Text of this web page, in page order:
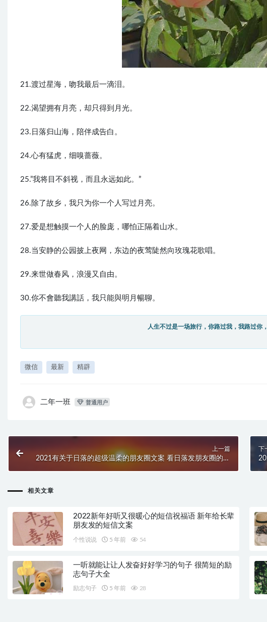
21.渡过星海，吻我最后一滴泪。
22.渴望拥有月亮，却只得到月光。
23.日落归山海，陪伴成告白。
24.心有猛虎，细嗅蔷薇。
25.”我将目不斜视，而且永远如此。”
26.除了故乡，我只为你一个人写过月亮。
27.爱是想触摸一个人的脸庞，哪怕正隔着山水。
28.当安静的公园披上夜网，东边的夜莺陡然向玫瑰花歌唱。
29.来世做春风，浪漫又自由。
30.你不會聽我講話，我只能與明月暢聊。
人生不过是一场旅行，你路过我，我路过你
微信 最新 精辟
二年一班 普通用户
上一篇
2021有关于日落的超级温柔的朋友圈文案 看日落发朋友圈的唯
下
相关文章
2022新年好听又很暖心的短信祝福语 新年给长辈
朋友发的短信文案
个性说说 5 年前 54
一听就能让让人发奋好好学习的句子 很简短的励
志句子大全
励志句子 5 年前 28